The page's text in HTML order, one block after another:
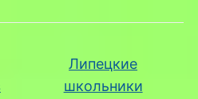
Липецкие
школьники